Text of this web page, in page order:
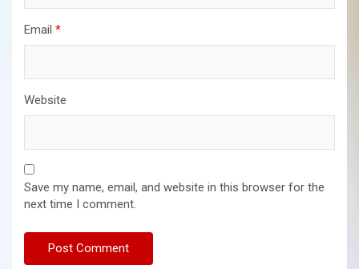
Email *
Website
Save my name, email, and website in this browser for the
next time I comment.